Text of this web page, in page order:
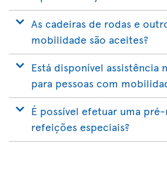
As cadeiras de rodas e
mobilidade são aceites?
Está disponível assistência
para pessoas com
É possível efetuar uma
refeições especiais?